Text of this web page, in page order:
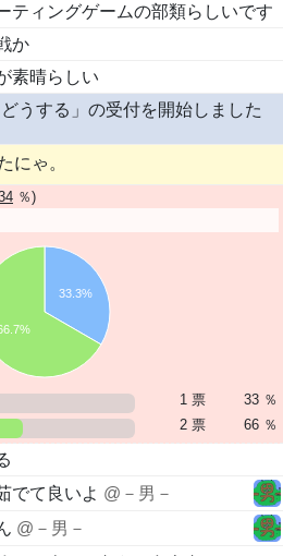
ティングゲームの部類らしいです
か
素晴らしい
うする」の受付を開始しました
にゃ。
％)
33.3%
1 票 33 ％
2 票 66 ％
でて良いよ @－男－
@－男－